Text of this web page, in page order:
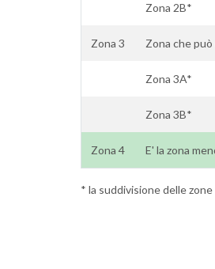
Zona 2B*
Zona 3 Zona che
Zona 3A*
Zona 3B*
Zona 4 E' la zona
* la suddivisione delle